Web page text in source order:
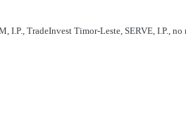
I.P., TradeInvest Timor-Leste, SERVE, I.P.,